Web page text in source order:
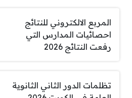
المربع الالكتروني للنتائج
احصائيات المدارس التي
رفعت النتائج 2026
تظلمات الدور الثاني الثانوية